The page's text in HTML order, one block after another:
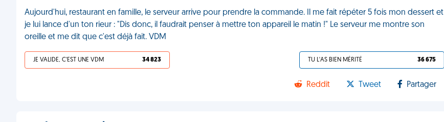
Aujourd'hui, restaurant en famille, le serveur arrive pour prendre la commande. Il me fait répéter 5 fois mon dessert et
je lui lance d'un ton rieur : "Dis donc, il faudrait penser à mettre ton appareil le matin !" Le serveur me montre son
oreille et me dit que c'est déjà fait. VDM
JE VALIDE, C'EST UNE VDM 34 823 TU L'AS BIEN MÉRITÉ 36 675
Reddit Tweet Partager